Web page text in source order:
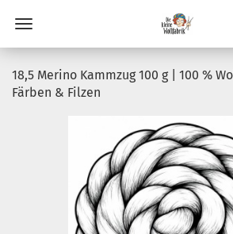
18,5 Merino Kammzug 100 g | 100 %
Färben & Filzen